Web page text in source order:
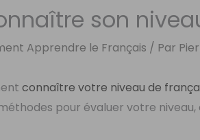
son
Apprendre le Français / Par
connaître votre niveau de
pour évaluer votre